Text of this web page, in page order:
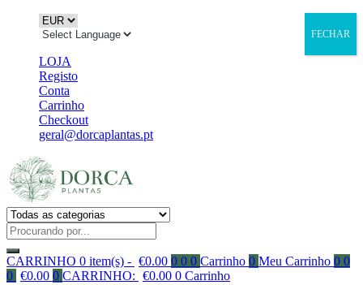
LOJA
Registo
Conta
Carrinho
Checkout
geral@dorcaplantas.pt
CARRINHO 0 item(s) - €0.00 0 0 0 Carrinho 0 Meu Carrinho 0 0
0 €0.00 0 CARRINHO: €0.00 0 Carrinho
FECHAR